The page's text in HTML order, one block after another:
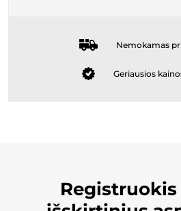
Nemokamas
Geriausios